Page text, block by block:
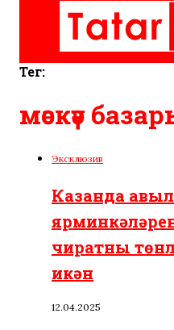
Тег:
мәскәү
Эксклюзив
Казанда
чиратны
икән
12.04.2025